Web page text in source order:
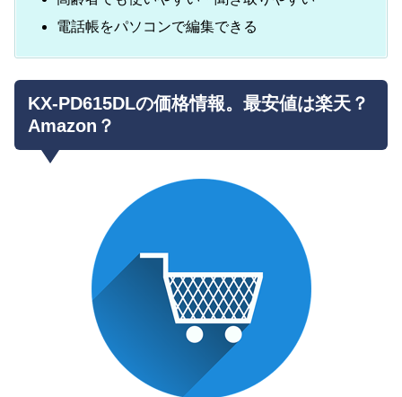
電話帳をパソコンで編集できる
KX-PD615DLの価格情報。最安値は楽天？
Amazon？